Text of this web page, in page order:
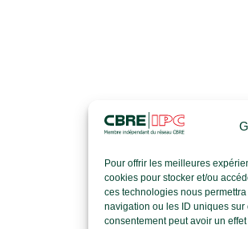
Pour offrir les meilleures
cookies pour stocker et/ou
ces technologies nous
navigation ou les ID uniques
consentement peut avoir un